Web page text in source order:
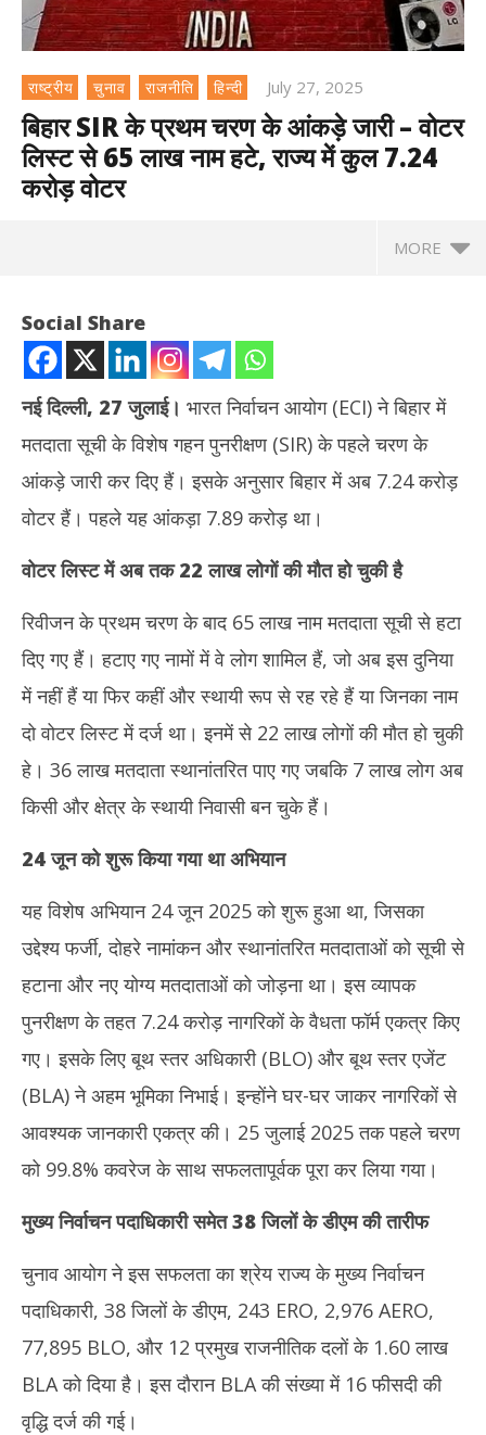
राष्ट्रीय चुनाव राजनीति हिन्दी July 27, 2025
बिहार SIR के प्रथम चरण के आंकड़े जारी – वोटर
लिस्ट से 65 लाख नाम हटे, राज्य में कुल 7.24
करोड़ वोटर
MORE
NOW VIEWING
बिहार SIR के प्रथम चरण के आंकड़े जारी – वोटर लिस्ट से 65 लाख नाम हटे,
July
27,
Social Share
नई दिल्ली, 27 जुलाई। भारत निर्वाचन आयोग (ECI) ने बिहार में
मतदाता सूची के विशेष गहन पुनरीक्षण (SIR) के पहले चरण के
आंकड़े जारी कर दिए हैं। इसके अनुसार बिहार में अब 7.24 करोड़
वोटर हैं। पहले यह आंकड़ा 7.89 करोड़ था।
वोटर लिस्ट में अब तक 22 लाख लोगों की मौत हो चुकी है
रिवीजन के प्रथम चरण के बाद 65 लाख नाम मतदाता सूची से हटा
दिए गए हैं। हटाए गए नामों में वे लोग शामिल हैं, जो अब इस दुनिया
में नहीं हैं या फिर कहीं और स्थायी रूप से रह रहे हैं या जिनका नाम
दो वोटर लिस्ट में दर्ज था। इनमें से 22 लाख लोगों की मौत हो चुकी
हे। 36 लाख मतदाता स्थानांतरित पाए गए जबकि 7 लाख लोग अब
किसी और क्षेत्र के स्थायी निवासी बन चुके हैं।
24जून को शुरू किया गया था अभियान
यह विशेष अभियान 24 जून 2025 को शुरू हुआ था, जिसका
उद्देश्य फर्जी, दोहरे नामांकन और स्थानांतरित मतदाताओं को सूची से
हटाना और नए योग्य मतदाताओं को जोड़ना था। इस व्यापक
पुनरीक्षण के तहत 7.24 करोड़ नागरिकों के वैधता फॉर्म एकत्र किए
गए। इसके लिए बूथ स्तर अधिकारी (BLO) और बूथ स्तर एजेंट
(BLA) ने अहम भूमिका निभाई। इन्होंने घर-घर जाकर नागरिकों से
आवश्यक जानकारी एकत्र की। 25 जुलाई 2025 तक पहले चरण
को 99.8% कवरेज के साथ सफलतापूर्वक पूरा कर लिया गया।
मुख्य निर्वाचन पदाधिकारी समेत38जिलों के डीएम की तारीफ
चुनाव आयोग ने इस सफलता का श्रेय राज्य के मुख्य निर्वाचन
पदाधिकारी, 38 जिलों के डीएम, 243 ERO, 2,976 AERO,
77,895 BLO, और 12 प्रमुख राजनीतिक दलों के 1.60 लाख
BLA को दिया है। इस दौरान BLA की संख्या में 16 फीसदी की
वृद्धि दर्ज की गई।